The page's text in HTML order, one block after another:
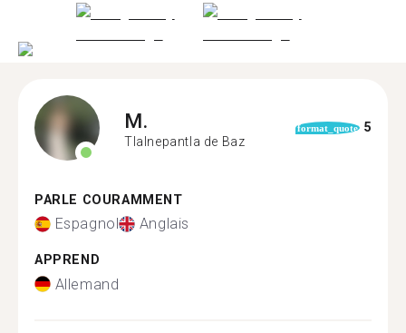
M.
Tlalnepantla de Baz
format_quote 5
PARLE COURAMMENT
Espagnol Anglais
APPREND
Allemand